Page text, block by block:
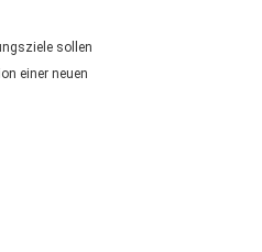
sollen
einer neuen